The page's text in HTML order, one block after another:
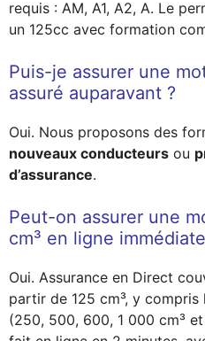
requis : AM, A1, A2, A. Le
un 125cc avec formation
Puis-je assurer une
assuré auparavant ?
Oui. Nous proposons des
nouveaux conducteurs ou
d’assurance.
Peut-on assurer une
cm³ en ligne
Oui. Assurance en Direct
partir de 125 cm³, y
(250, 500, 600, 1 000 cm³